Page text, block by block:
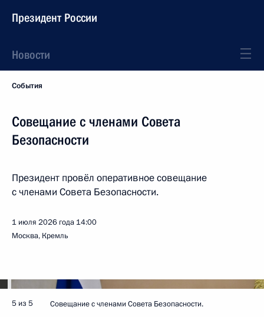
Президент России
Новости
События
Совещание с членами Совета
Безопасности
Президент провёл оперативное совещание
с членами Совета Безопасности.
1 июля 2026 года 14:00
Москва, Кремль
5 из 5 Совещание с членами Совета Безопасности.